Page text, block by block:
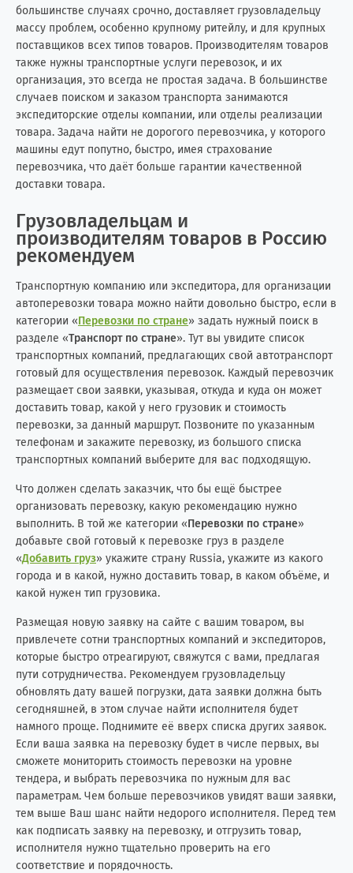
большинстве случаях срочно, доставляет грузовладельцу
массу проблем, особенно крупному ритейлу, и для крупных
поставщиков всех типов товаров. Производителям товаров
также нужны транспортные услуги перевозок, и их
организация, это всегда не простая задача. В большинстве
случаев поиском и заказом транспорта занимаются
экспедиторские отделы компании, или отделы реализации
товара. Задача найти не дорогого перевозчика, у которого
машины едут попутно, быстро, имея страхование
перевозчика, что даёт больше гарантии качественной
доставки товара.
Грузовладельцам и
производителям товаров в Россию
рекомендуем
Транспортную компанию или экспедитора, для организации
автоперевозки товара можно найти довольно быстро, если в
категории «Перевозки по стране» задать нужный поиск в
разделе «Транспорт по стране». Тут вы увидите список
транспортных компаний, предлагающих свой автотранспорт
готовый для осуществления перевозок. Каждый перевозчик
размещает свои заявки, указывая, откуда и куда он может
доставить товар, какой у него грузовик и стоимость
перевозки, за данный маршрут. Позвоните по указанным
телефонам и закажите перевозку, из большого списка
транспортных компаний выберите для вас подходящую.
Что должен сделать заказчик, что бы ещё быстрее
организовать перевозку, какую рекомендацию нужно
выполнить. В той же категории «Перевозки по стране»
добавьте свой готовый к перевозке груз в разделе
«Добавить груз» укажите страну Russia, укажите из какого
города и в какой, нужно доставить товар, в каком объёме, и
какой нужен тип грузовика.
Размещая новую заявку на сайте с вашим товаром, вы
привлечете сотни транспортных компаний и экспедиторов,
которые быстро отреагируют, свяжутся с вами, предлагая
пути сотрудничества. Рекомендуем грузовладельцу
обновлять дату вашей погрузки, дата заявки должна быть
сегодняшней, в этом случае найти исполнителя будет
намного проще. Поднимите её вверх списка других заявок.
Если ваша заявка на перевозку будет в числе первых, вы
сможете мониторить стоимость перевозки на уровне
тендера, и выбрать перевозчика по нужным для вас
параметрам. Чем больше перевозчиков увидят ваши заявки,
тем выше Ваш шанс найти недорого исполнителя. Перед тем
как подписать заявку на перевозку, и отгрузить товар,
исполнителя нужно тщательно проверить на его
соответствие и порядочность.